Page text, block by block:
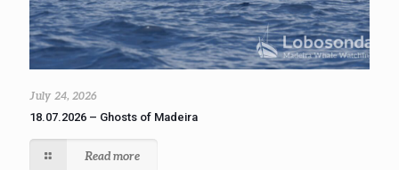
July 24, 2026
18.07.2026 – Ghosts of Madeira
Read more